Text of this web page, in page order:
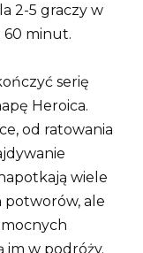
2-5 graczy w
60 minut.
serię
Heroica.
od ratowania
wiele
potworów, ale
im w podróży.